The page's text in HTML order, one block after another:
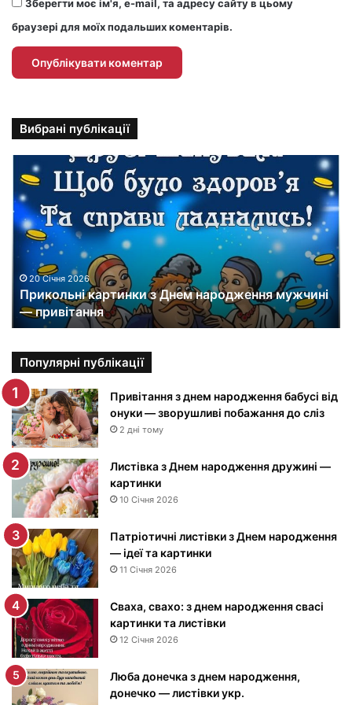
Зберегти моє ім'я, e-mail, та адресу сайту в цьому
браузері для моїх подальших коментарів.
Вибрані публікації
и
к
о
а
и
н
к
и
з
Д
н
е
н
а
р
о
д
ж
е
н
н
я
20 Січня 2026
Прикольні картинки з Днем народження мужчині
— привітання
Популярні публікації
Привітання з днем народження бабусі від
онуки — зворушливі побажання до сліз
2 дні тому
Листівка з Днем народження дружині —
картинки
10 Січня 2026
Патріотичні листівки з Днем народження
— ідеї та картинки
11 Січня 2026
Сваха, свахо: з днем народження свасі
картинки та листівки
12 Січня 2026
Люба донечка з днем народження,
донечко — листівки укр.